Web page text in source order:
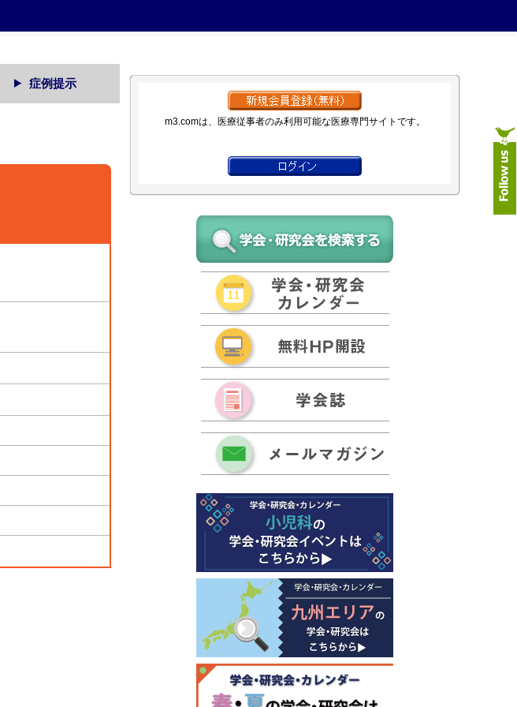
症例提示
m3.comは、医療従事者のみ利用可能な医療専門サイトです。